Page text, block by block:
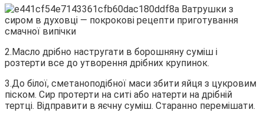
2.Масло дрібно настругати в борошняну суміш і
розтерти все до утворення дрібних крупинок.
3.До білої, сметаноподібної маси збити яйця з цукровим
піском. Сир протерти на ситі або натерти на дрібній
тертці. Відправити в яєчну суміш. Старанно перемішати.